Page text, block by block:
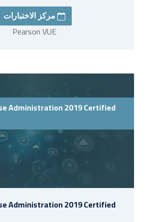
مركز الاختبارات
Pearson VUE
Administration 2019 Certified
Administration 2019 Certified